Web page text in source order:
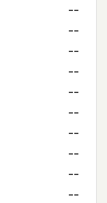
--
--
--
--
--
--
--
--
--
--